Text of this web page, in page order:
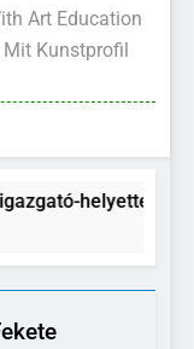
Art Education
Kunstprofil
helyettes